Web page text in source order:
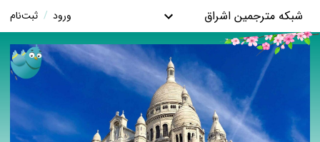
شبکه مترجمین اشراق ورود / ثبت‌نام